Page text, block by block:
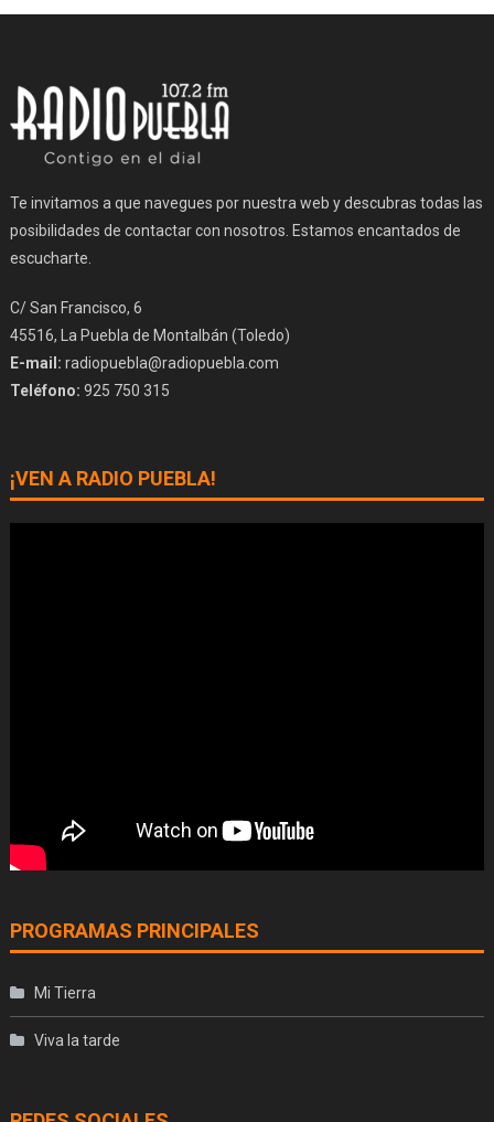
Te invitamos a que navegues por nuestra web y descubras todas las
posibilidades de contactar con nosotros. Estamos encantados de
escucharte.
C/ San Francisco, 6
45516, La Puebla de Montalbán (Toledo)
E-mail: radiopuebla@radiopuebla.com
Teléfono: 925 750 315
¡VEN A RADIO PUEBLA!
PROGRAMAS PRINCIPALES
Mi Tierra
Viva la tarde